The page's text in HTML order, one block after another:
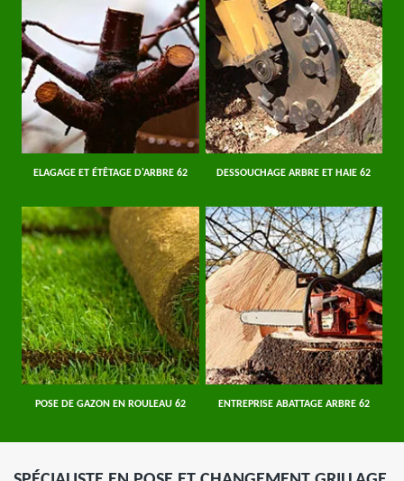
ELAGAGE ET ÉTÊTAGE D'ARBRE 62 DESSOUCHAGE ARBRE ET HAIE 62
POSE DE GAZON EN ROULEAU 62 ENTREPRISE ABATTAGE ARBRE 62